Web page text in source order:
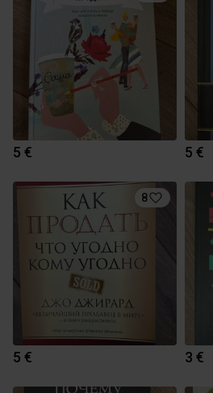
5 € 5 €
8
5 € 3 €